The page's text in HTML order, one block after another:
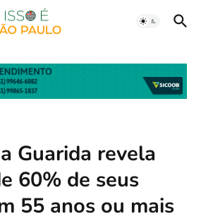
Guarida revela
60% de seus
55 anos ou mais